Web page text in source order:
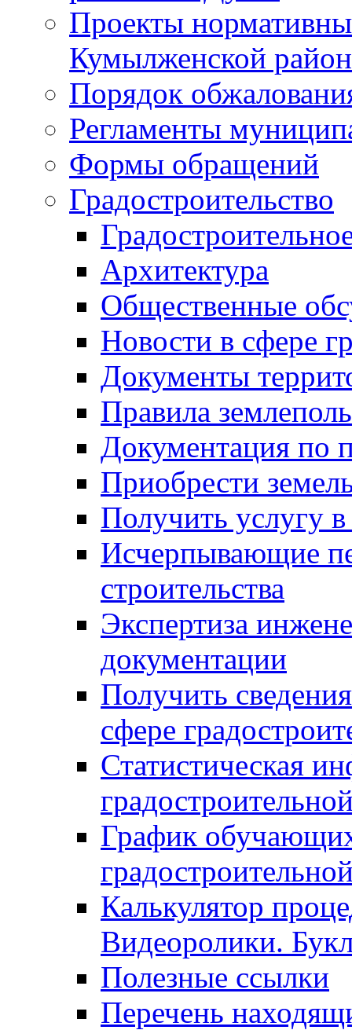
Проекты
Кумылженской
Порядок
Регламенты
Формы обращений
Градостроительство
Архитектура
Общественные
Новости в сфере
Документы
Правила
Документация по
Приобрести
Получить услугу в
Исчерпывающие
строительства
Экспертиза
документации
Получить
сфере
Статистическая
График
Калькулятор
Видеоролики.
Полезные ссылки
Перечень